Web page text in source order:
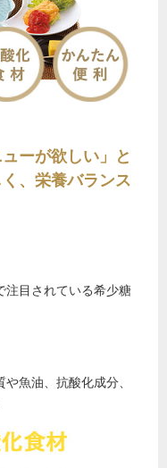
ーが欲しい」と
、栄養バランス
注目されている希少糖
魚油、抗酸化成分、